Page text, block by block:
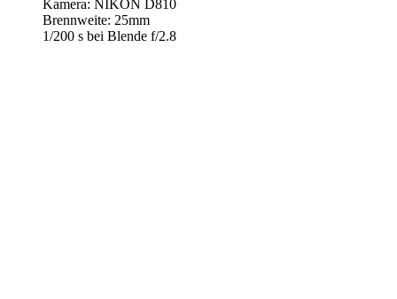
Kamera: NIKON D810
Brennweite: 25mm
1/200 s bei Blende f/2.8